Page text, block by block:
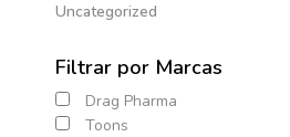
Uncategorized
Filtrar por Marcas
Drag Pharma
Toons